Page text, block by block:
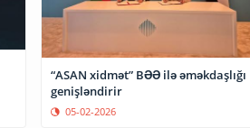
“ASAN xidmət” BƏƏ ilə əməkdaşlığı
genişləndirir
05-02-2026